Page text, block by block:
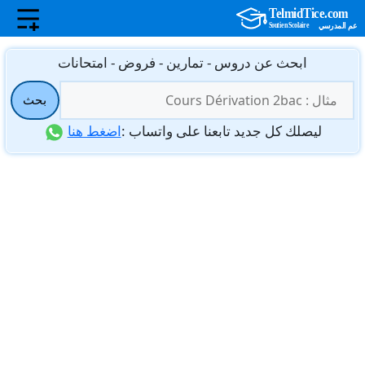
انتقل
المحتوى
ابحث عن دروس - تمارين - فروض - امتحانات
عن:
بحث
ليصلك كل جديد تابعنا على واتساب :اضغط هنا